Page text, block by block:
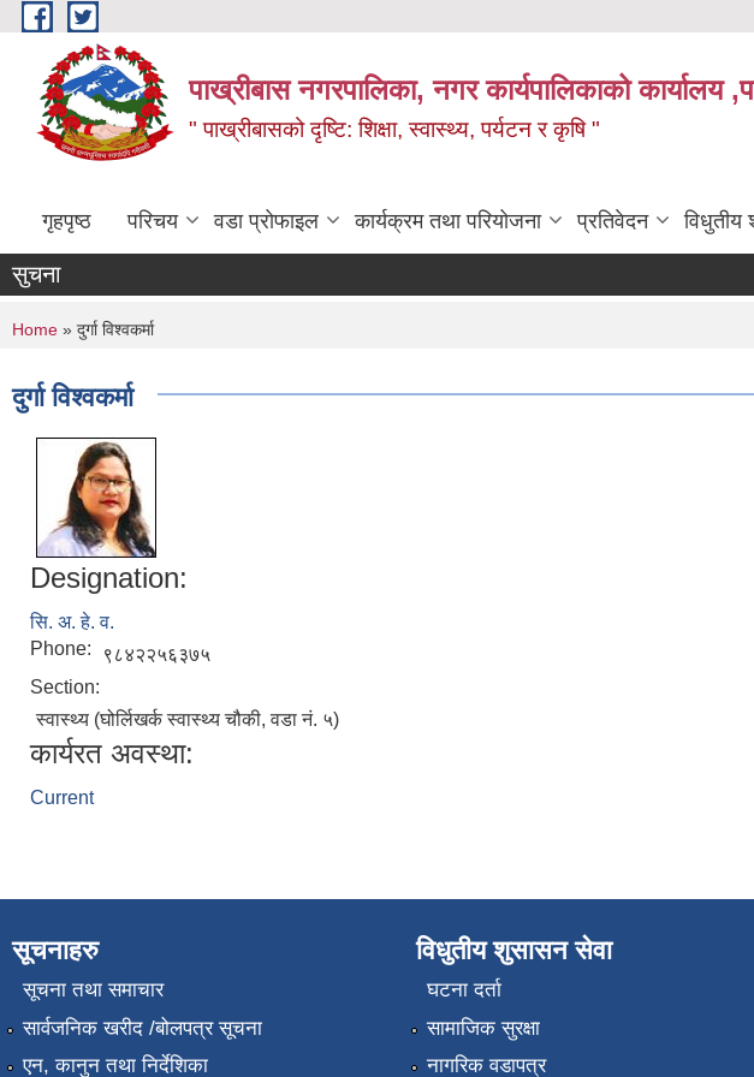
Skip to main content
पाख्रीबास नगरपालिका, नगर कार्यपालिकाको कार्यालय
" पाख्रीबासको दृष्टि: शिक्षा, स्वास्थ्य, पर्यटन र कृषि "
गृहपृष्ठ परिचय वडा प्रोफाइल कार्यक्रम तथा परियोजना प्रतिवेदन विधुतीय
सुचना
You are here
Home » दुर्गा विश्वकर्मा
दुर्गा विश्वकर्मा
Designation:
सि. अ. हे. व.
Phone:
९८४२२५६३७५
Section:
स्वास्थ्य (घोर्लिखर्क स्वास्थ्य चौकी, वडा नं. ५)
कार्यरत अवस्था:
Current
सूचनाहरु
सूचना तथा समाचार
सार्वजनिक खरीद /बोलपत्र सूचना
एन, कानुन तथा निर्देशिका
विधुतीय शुसासन सेवा
घटना दर्ता
सामाजिक सुरक्षा
नागरिक वडापत्र